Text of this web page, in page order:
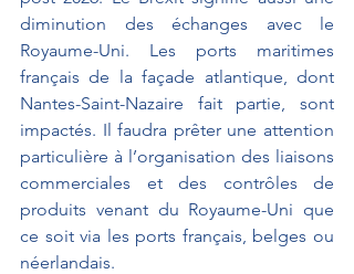
diminution des échanges avec le
Royaume-Uni. Les ports maritimes
français de la façade atlantique, dont
Nantes-Saint-Nazaire fait partie, sont
impactés. Il faudra prêter une attention
particulière à l’organisation des liaisons
commerciales et des contrôles de
produits venant du Royaume-Uni que
ce soit via les ports français, belges ou
néerlandais.